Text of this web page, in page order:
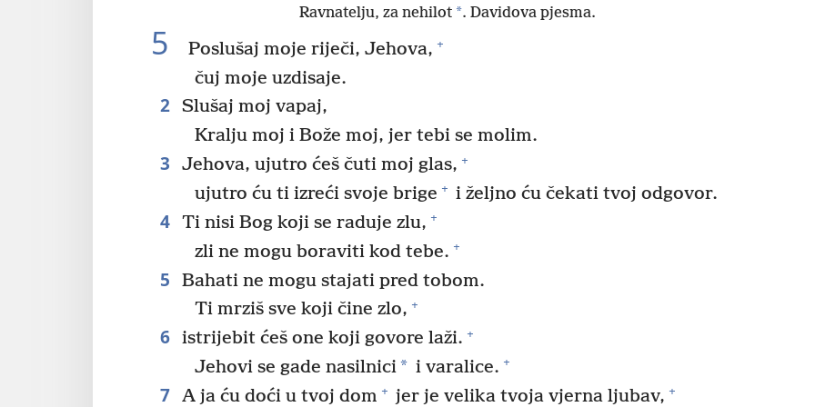
Ravnatelju, za nehilot *. Davidova pjesma.
5 Poslušaj moje riječi, Jehova, +
čuj moje uzdisaje.
2 Slušaj moj vapaj,
Kralju moj i Bože moj, jer tebi se molim.
3 Jehova, ujutro ćeš čuti moj glas, +
ujutro ću ti izreći svoje brige + i željno ću čekati tvoj odgovor.
4 Ti nisi Bog koji se raduje zlu, +
zli ne mogu boraviti kod tebe. +
5
Bahati ne mogu stajati pred tobom.
Ti mrziš sve koji čine zlo, +
6 istrijebit ćeš one koji govore laži. +
Jehovi se gade nasilnici* i varalice. +
7 A ja ću doći u tvoj dom + jer je velika tvoja vjerna ljubav, +